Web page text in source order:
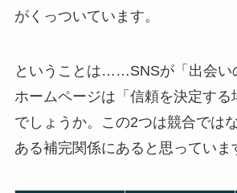
がくっついています。
ということは……SNSが「出会い
ホームページは「信頼を決定する
でしょうか。この2つは競合では
ある補完関係にあると思っていま